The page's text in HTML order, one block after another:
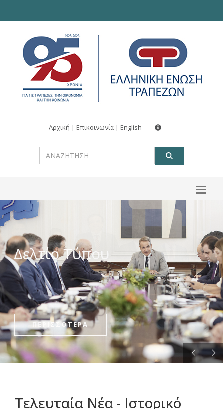
Αρχική | Επικοινωνία | English
ΠΕΡΙΣΣΟΤΕΡΑ
Τελευταία Νέα - Ιστορικό